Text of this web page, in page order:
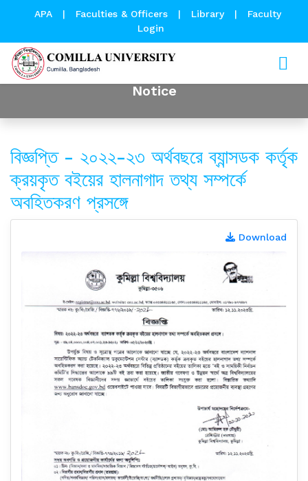
APA | Faculties & Officers | Library |
Faculty
Login
Notice
বিজ্ঞপ্তি - ২০২২-২৩ অর্থবছরে ব্যান্সডক কর্তৃক
ক্রয়কৃত বইয়ের হালনাগাদ তথ্য সম্পর্কে
অবহিতকরণ প্রসঙ্গে
Download